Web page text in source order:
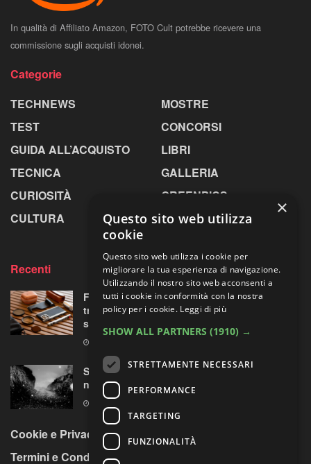
In qualità di Affiliato Amazon, FOTO Cult potrebbe ricevere una
commissione sugli acquisti idonei.
Categorie
TECHNEWS
TEST
GUIDA ALL’ACQUISTO
TECNICA
CURIOSITÀ
CULTURA
MOSTRE
CONCORSI
LIBRI
GALLERIA
GREENPICS
LA RIVISTA
Recenti
Fotorgear Retro Photography Kit: l’iPhone si
traveste da fotocamera, ma ha davvero
senso?
Sperimentazioni artistiche sui paesaggi
nordici
Cookie e Privacy Policy
Termini e Condizioni
×
Questo sito web utilizza
cookie
Questo sito web utilizza i cookie per
migliorare la tua esperienza di navigazione.
Utilizzando il nostro sito web acconsenti a
tutti i cookie in conformità con la nostra
policy per i cookie. Leggi di più
SHOW ALL PARTNERS (1910) →
STRETTAMENTE NECESSARI
PERFORMANCE
TARGETING
FUNZIONALITÀ